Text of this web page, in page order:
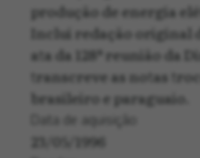
produção de energia
Inclui redação original
ata da 128ª reunião da
transcreve as notas
brasileiro e paraguaio.
Data de aquisição
23/05/1996